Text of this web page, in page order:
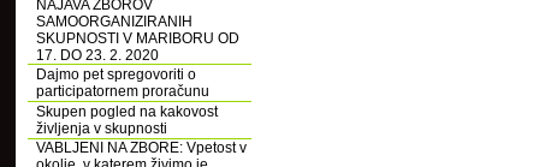
NAJAVA ZBOROV
SAMOORGANIZIRANIH
SKUPNOSTI V MARIBORU OD
17. DO 23. 2. 2020
Dajmo pet spregovoriti o
participatornem proračunu
Skupen pogled na kakovost
življenja v skupnosti
VABLJENI NA ZBORE: Vpetost v